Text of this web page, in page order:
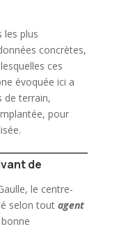
les plus
concrètes,
ces
évoquée ici a
de terrain,
pour
de
le centre-
selon tout agent